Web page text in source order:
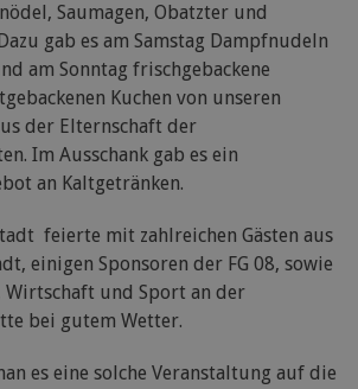
Saumagen, Obatzter und
gab es am Samstag Dampfnudeln
am Sonntag frischgebackene
Kuchen von unseren
der Elternschaft der
Im Ausschank gab es ein
an Kaltgetränken.
feierte mit zahlreichen Gästen aus
einigen Sponsoren der FG 08, sowie
Wirtschaft und Sport an der
bei gutem Wetter.
es eine solche Veranstaltung auf die